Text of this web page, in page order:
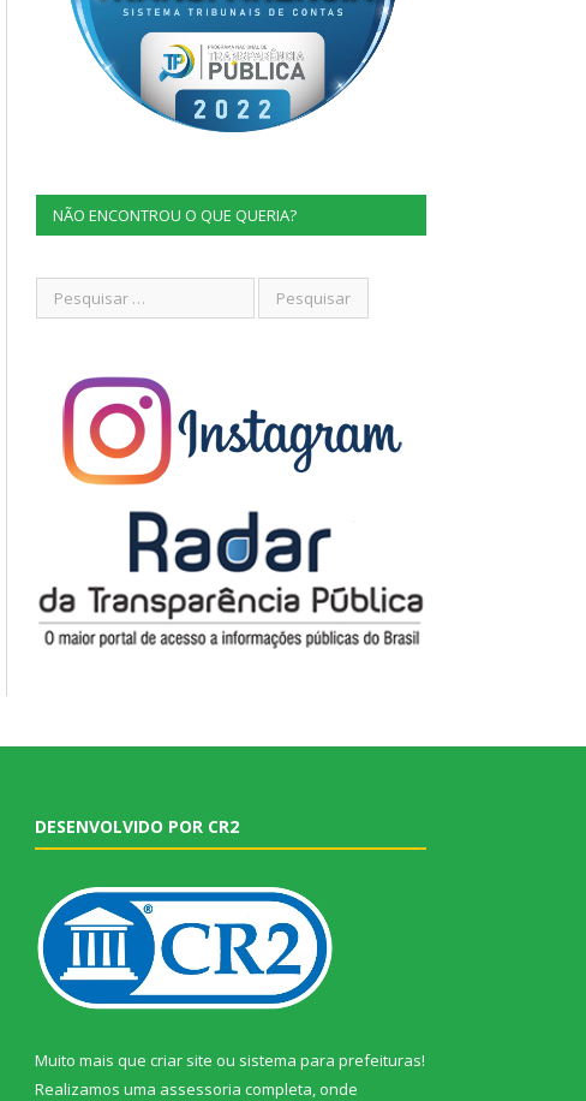
NÃO ENCONTROU O QUE QUERIA?
DESENVOLVIDO POR CR2
Muito mais que criar site ou sistema para prefeituras!
Realizamos uma assessoria completa, onde